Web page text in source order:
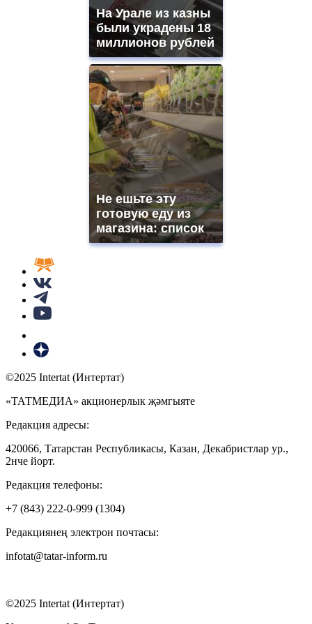
На Урале из казны
были украдены 18
миллионов рублей
Не ешьте эту
готовую еду из
магазина: список
©2025 Intertat (Интертат)
«ТАТМЕДИА» акционерлык җәмгыяте
Редакция адресы:
420066, Татарстан Республикасы, Казан, Декабристлар ур.,
2нче йорт.
Редакция телефоны:
+7 (843) 222-0-999 (1304)
Редакциянең электрон почтасы:
infotat@tatar-inform.ru
©2025 Intertat (Интертат)